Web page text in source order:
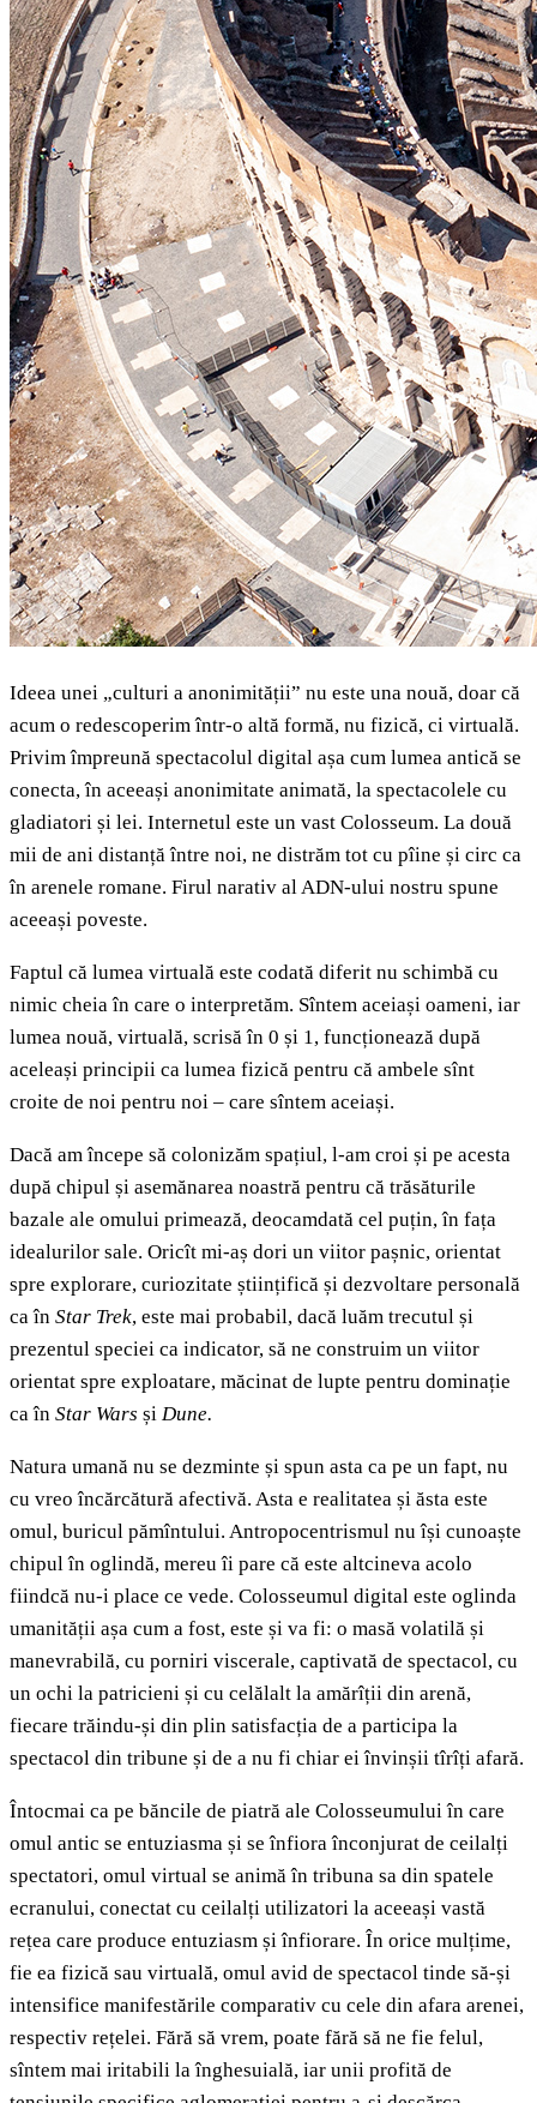
Ideea unei „culturi a anonimității” nu este una nouă, doar că
acum o redescoperim într-o altă formă, nu fizică, ci virtuală.
Privim împreună spectacolul digital așa cum lumea antică se
conecta, în aceeași anonimitate animată, la spectacolele cu
gladiatori și lei. Internetul este un vast Colosseum. La două
mii de ani distanță între noi, ne distrăm tot cu pîine și circ ca
în arenele romane. Firul narativ al ADN-ului nostru spune
aceeași poveste.
Faptul că lumea virtuală este codată diferit nu schimbă cu
nimic cheia în care o interpretăm. Sîntem aceiași oameni, iar
lumea nouă, virtuală, scrisă în 0 și 1, funcționează după
aceleași principii ca lumea fizică pentru că ambele sînt
croite de noi pentru noi – care sîntem aceiași.
Dacă am începe să colonizăm spațiul, l-am croi și pe acesta
după chipul și asemănarea noastră pentru că trăsăturile
bazale ale omului primează, deocamdată cel puțin, în fața
idealurilor sale. Oricît mi-aș dori un viitor pașnic, orientat
spre explorare, curiozitate științifică și dezvoltare personală
ca în Star Trek, este mai probabil, dacă luăm trecutul și
prezentul speciei ca indicator, să ne construim un viitor
orientat spre exploatare, măcinat de lupte pentru dominație
ca în Star Wars și Dune.
Natura umană nu se dezminte și spun asta ca pe un fapt, nu
cu vreo încărcătură afectivă. Asta e realitatea și ăsta este
omul, buricul pămîntului. Antropocentrismul nu își cunoaște
chipul în oglindă, mereu îi pare că este altcineva acolo
fiindcă nu-i place ce vede. Colosseumul digital este oglinda
umanității așa cum a fost, este și va fi: o masă volatilă și
manevrabilă, cu porniri viscerale, captivată de spectacol, cu
un ochi la patricieni și cu celălalt la amărîții din arenă,
fiecare trăindu-și din plin satisfacția de a participa la
spectacol din tribune și de a nu fi chiar ei învinșii tîrîți afară.
Întocmai ca pe băncile de piatră ale Colosseumului în care
omul antic se entuziasma și se înfiora înconjurat de ceilalți
spectatori, omul virtual se animă în tribuna sa din spatele
ecranului, conectat cu ceilalți utilizatori la aceeași vastă
rețea care produce entuziasm și înfiorare. În orice mulțime,
fie ea fizică sau virtuală, omul avid de spectacol tinde să-și
intensifice manifestările comparativ cu cele din afara arenei,
respectiv rețelei. Fără să vrem, poate fără să ne fie felul,
sîntem mai iritabili la înghesuială, iar unii profită de